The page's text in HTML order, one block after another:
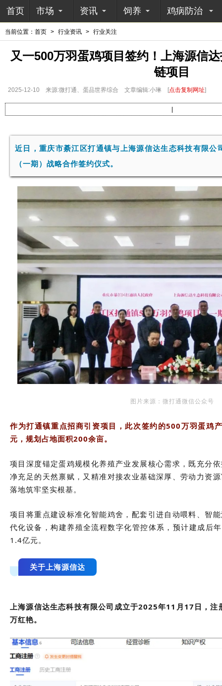
首页 市场 资讯 饲养 鸡病防治
当前位置： 首页 > 行业资讯 > 行业关注
又一500万羽蛋鸡项目签约！上海源信
链项目
2025-12-10 来源:微打通、蛋品世界综合 文章编辑:小琳 [点击复制网址]
近日，重庆市綦江区打通镇与上海源信达生态科技有限
（一期）战略合作签约仪式。
图片来源：微打通微信公众号
作为打通镇重点招商引资项目，此次签约的500万羽蛋鸡
元，规划占地面积200余亩。
项目深度锚定蛋鸡规模化养殖产业发展核心需求，既充分
净充足的天然禀赋，又精准对接农业基础深厚、劳动力资
落地筑牢坚实根基。
项目将重点建设标准化智能鸡舍，配套引进自动喂料、智
代化设备，构建养殖全流程数字化管控体系，预计建成后
1.4亿元。
关于上海源信达
上海源信达生态科技有限公司成立于2025年11月17日，
万红艳。